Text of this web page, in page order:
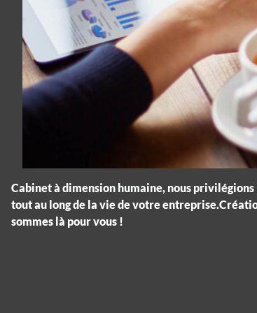
Cabinet à dimension humaine, nous
tout au long de la vie de votre
sommes là pour vous !